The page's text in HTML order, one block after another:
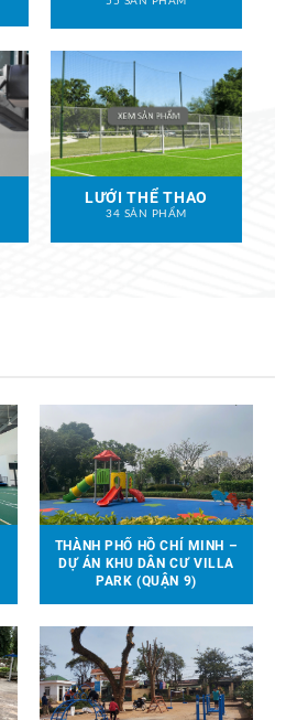
LƯỚI THỂ THAO
34 SẢN PHẨM
THÀNH PHỐ HỒ CHÍ MINH –
DỰ ÁN KHU DÂN CƯ VILLA
PARK (QUẬN 9)